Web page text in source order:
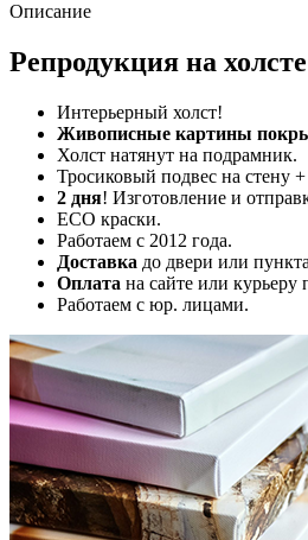
Описание
Репродукция на
Интерьерный холст!
Живописные картины
Холст натянут на подрамник.
Тросиковый подвес на стену
2 дня! Изготовление и
ECO краски.
Работаем с 2012 года.
Доставка до двери или
Оплата на сайте или
Работаем с юр. лицами.